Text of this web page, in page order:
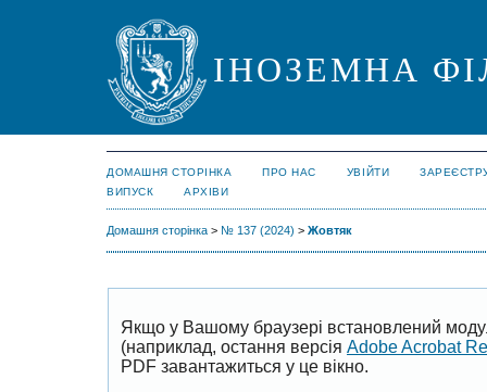
ІНОЗЕМНА
ДОМАШНЯ СТОРІНКА ПРО НАС УВІЙТИ
ВИПУСК
АРХІВИ
Домашня сторінка > № 137 (2024) > Жовтяк
Якщо у Вашому браузері встановлений
(наприклад, остання версія Adobe Acrobat
PDF завантажиться у це вікно.